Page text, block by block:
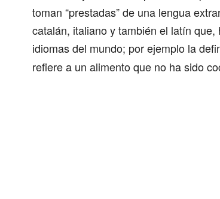
toman “prestadas” de una lengua
catalán, italiano y también el latín
idiomas del mundo; por ejemplo la
refiere a un alimento que no ha sido